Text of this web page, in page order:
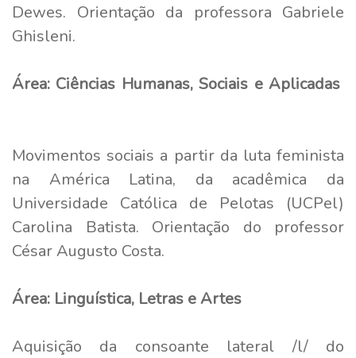
Dewes. Orientação da professora Gabriele
Ghisleni.
Área: Ciências Humanas, Sociais e Aplicadas
Movimentos sociais a partir da luta feminista
na América Latina,
da acadêmica da
Universidade Católica de Pelotas (UCPel)
Carolina Batista. Orientação do professor
César Augusto Costa.
Área: Linguística, Letras e Artes
Aquisição da consoante lateral /l/ do